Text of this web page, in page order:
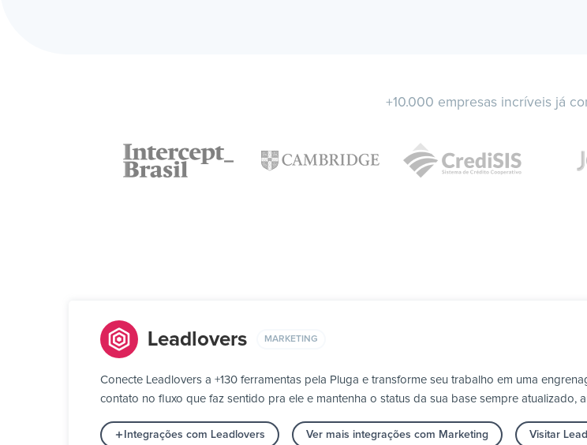
+10.000 empresas incríveis já
Leadlovers MARKETING
Conecte Leadlovers a +130 ferramentas pela Pluga e transforme seu trabalho em uma
contato no fluxo que faz sentido pra ele e mantenha o status da sua base sempre atualizado,
Integrações com Leadlovers Ver mais integrações com Marketing Visitar